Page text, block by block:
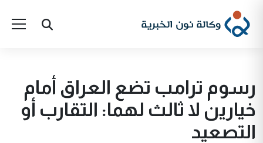
رسوم ترامب تضع العراق أمام
خيارين لا ثالث لهما: التقارب أو
التصعيد